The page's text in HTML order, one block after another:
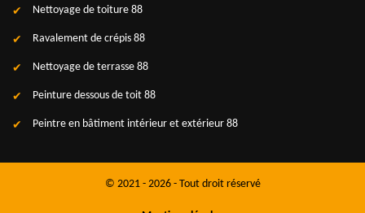
Nettoyage de toiture 88
Ravalement de crépis 88
Nettoyage de terrasse 88
Peinture dessous de toit 88
Peintre en bâtiment intérieur et extérieur 88
© 2021 - 2026 - Tout droit réservé